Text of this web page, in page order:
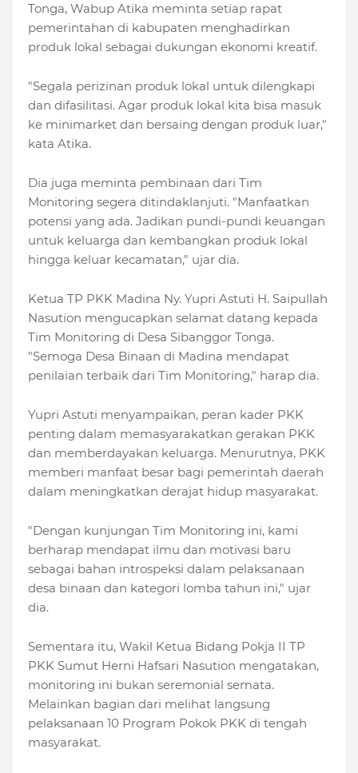
Tonga, Wabup Atika meminta setiap rapat
pemerintahan di kabupaten menghadirkan
produk lokal sebagai dukungan ekonomi kreatif.
"Segala perizinan produk lokal untuk dilengkapi
dan difasilitasi. Agar produk lokal kita bisa masuk
ke minimarket dan bersaing dengan produk luar,"
kata Atika.
Dia juga meminta pembinaan dari Tim
Monitoring segera ditindaklanjuti. "Manfaatkan
potensi yang ada. Jadikan pundi-pundi keuangan
untuk keluarga dan kembangkan produk lokal
hingga keluar kecamatan," ujar dia.
Ketua TP PKK Madina Ny. Yupri Astuti H. Saipullah
Nasution mengucapkan selamat datang kepada
Tim Monitoring di Desa Sibanggor Tonga.
"Semoga Desa Binaan di Madina mendapat
penilaian terbaik dari Tim Monitoring," harap dia.
Yupri Astuti menyampaikan, peran kader PKK
penting dalam memasyarakatkan gerakan PKK
dan memberdayakan keluarga. Menurutnya, PKK
memberi manfaat besar bagi pemerintah daerah
dalam meningkatkan derajat hidup masyarakat.
"Dengan kunjungan Tim Monitoring ini, kami
berharap mendapat ilmu dan motivasi baru
sebagai bahan introspeksi dalam pelaksanaan
desa binaan dan kategori lomba tahun ini," ujar
dia.
Sementara itu, Wakil Ketua Bidang Pokja II TP
PKK Sumut Herni Hafsari Nasution mengatakan,
monitoring ini bukan seremonial semata.
Melainkan bagian dari melihat langsung
pelaksanaan 10 Program Pokok PKK di tengah
masyarakat.